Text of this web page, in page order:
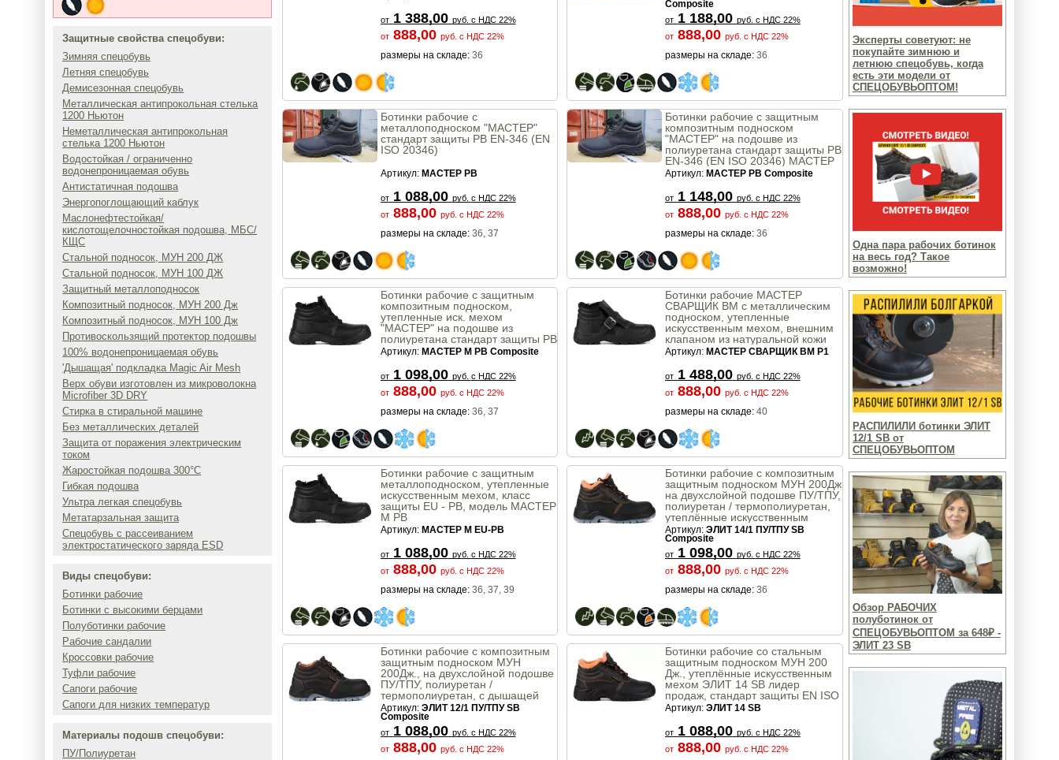
Защитные свойства спецобуви:
Зимняя спецобувь
Летняя спецобувь
Демисезонная спецобувь
Металлическая антипрокольная стелька
1200 Ньютон
Неметаллическая антипрокольная
стелька 1200 Ньютон
Водостойкая / ограниченно
водонепроницаемая обувь
Антистатичная подошва
Энергопоглощающий каблук
Маслонефтестойкая/
кислотощелочностойкая подошва, МБС/
КЩС
Стальной подносок, МУН 200 ДЖ
Стальной подносок, МУН 100 ДЖ
Защитный металлоподносок
Композитный подносок, МУН 200 Дж
Композитный подносок, МУН 100 Дж
Противоскользящий протектор подошвы
100% водонепроницаемая обувь
'Дышащая' подкладка Magic Air Mesh
Верх обуви изготовлен из микроволокна
Microfiber 3D DRY
Стирка в стиральной машине
Без металлических деталей
Защита от поражения электрическим
током
Жаростойкая подошва 300°C
Гибкая подошва
Ультра легкая спецобувь
Метатарзальная защита
Спецобувь с рассеиванием
электростатического заряда ESD
Виды спецобуви:
Ботинки рабочие
Ботинки с высокими берцами
Полуботинки рабочие
Рабочие сандалии
Кроссовки рабочие
Туфли рабочие
Сапоги рабочие
Сапоги для низких температур
Материалы подошв спецобуви:
ПУ/Полиуретан
Эксперты советуют: не
покупайте зимнюю и
летнюю спецобувь, когда
есть эти модели от
СПЕЦОБУВЬОПТОМ!
Одна пара рабочих ботинок
на весь год? Такое
возможно!
РАСПИЛИЛИ ботинки ЭЛИТ
12/1 SB от
СПЕЦОБУВЬОПТОМ
Обзор РАБОЧИХ
полуботинок от
СПЕЦОБУВЬОПТОМ за 648₽ -
ЭЛИТ 23 SB
от 1 388,00 руб. с НДС 22%
от 888,00 руб. с НДС 22%
размеры на складе:36
MACTEP MS PB Composite
Composite
от 1 188,00 руб. с НДС 22%
от 888,00 руб. с НДС 22%
размеры на складе:36
Ботинки рабочие с
металлоподноском "МАСТЕР"
стандарт защиты PB EN-346 (EN
ISO 20346)
Артикул: МАСТЕР PB
от 1 088,00 руб. с НДС 22%
от 888,00 руб. с НДС 22%
размеры на складе:36, 37
Ботинки рабочие с защитным
композитным подноском
"МАСТЕР" на подошве из
полиуретана стандарт защиты PB
EN-346 (EN ISO 20346) MACTEP
PB Composite
Артикул: MACTEP PB Composite
от 1 148,00 руб. с НДС 22%
от 888,00 руб. с НДС 22%
размеры на складе:36
Ботинки рабочие с защитным
композитным подноском,
утепленные иск. мехом
"МАСТЕР" на подошве из
полиуретана стандарт защиты PB
EN-346 (EN ISO 20346)
Артикул: MACTEP M PB Composite
от 1 098,00 руб. с НДС 22%
от 888,00 руб. с НДС 22%
размеры на складе:36, 37
Ботинки рабочие MACTEP
СВАРЩИК BM с металлическим
подноском, утепленные
искусственным мехом, внешним
клапаном из натуральной кожи
для защиты от искр и окалины,
Артикул: MACTEP СВАРЩИК BM P1
от 1 488,00 руб. с НДС 22%
от 888,00 руб. с НДС 22%
размеры на складе:40
Ботинки рабочие с защитным
металлоподноском, утепленные
искусственным мехом, класс
защиты EU - PB, модель МАСТЕР
М PB
Артикул: МАСТЕР М EU-PB
от 1 088,00 руб. с НДС 22%
от 888,00 руб. с НДС 22%
размеры на складе:36, 37, 39
Ботинки рабочие с композитным
защитным подноском МУН 200Дж
на двухслойной подошве ПУ/ТПУ,
полиуретан / термополиуретан,
утеплённые искусственным
мехом ЭЛИТ 14/1 ПУ/ТПУ SB
Composite лидер продаж
Артикул: ЭЛИТ 14/1 ПУ/ТПУ SB
Composite
от 1 098,00 руб. с НДС 22%
от 888,00 руб. с НДС 22%
размеры на складе:36
Ботинки рабочие с композитным
защитным подноском МУН
200Дж., на двухслойной подошве
ПУ/ТПУ, полиуретан /
термополиуретан, с дышащей
подкладкой MESH ЭЛИТ 12/1 ПУ/
ТПУ SB Composite лидер продаж,
стандарт защиты EN 20345 - SB
Артикул: ЭЛИТ 12/1 ПУ/ТПУ SB
Composite
от 1 088,00 руб. с НДС 22%
от 888,00 руб. с НДС 22%
Ботинки рабочие со стальным
защитным подноском МУН 200
Дж., утеплённые искусственным
мехом ЭЛИТ 14 SB лидер
продаж, стандарт защиты EN ISO
20345 - SB на подошве из
Артикул: ЭЛИТ 14 SB
от 1 088,00 руб. с НДС 22%
от 888,00 руб. с НДС 22%